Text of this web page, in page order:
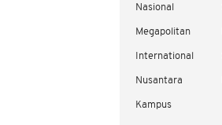
Nasional
Megapolitan
International
Nusantara
Kampus